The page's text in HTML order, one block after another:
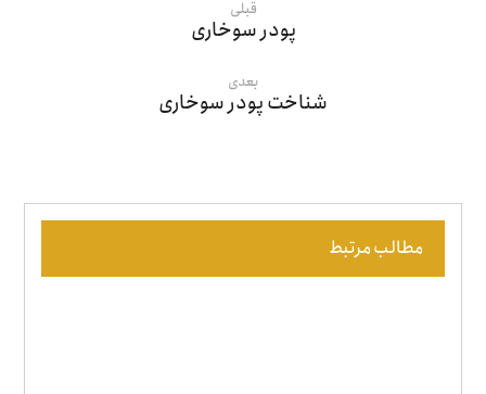
قبلی
پودر سوخاری
بعدی
شناخت پودر سوخاری
مطالب مرتبط